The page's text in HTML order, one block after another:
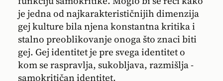
je jedna od najkarakterističnijih dimenzija
gej kulture bila njena konstantna kritika i
stalno preoblikovanje onoga što znaci biti
gej. Gej identitet je pre svega identitet o
kom se raspravlja, sukobljava, razmišlja -
samokritičan identitet.